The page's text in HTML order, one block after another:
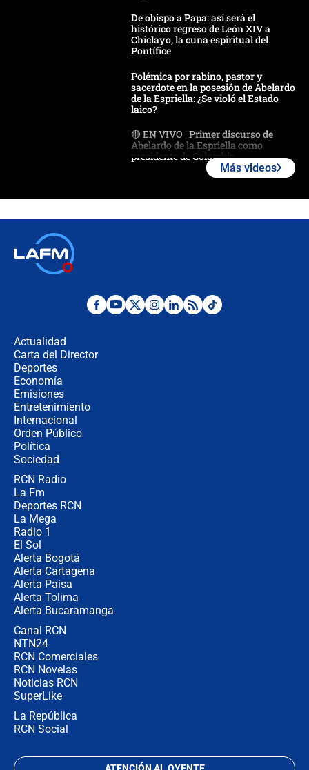
De obispo a Papa: así será el
histórico regreso de León XIV a
Chiclayo, la cuna espiritual del
Pontífice
Polémica por rabino, pastor y
sacerdote en la posesión de Abelardo
de la Espriella: ¿Se violó el Estado
laico?
🔴 EN VIVO | Primer discurso de
Abelardo de la Espriella como
presidente de Colombia
Desde dermatitis hasta infecciones:
Más videos
Actualidad
Carta del Director
Deportes
Economía
Emisiones
Entretenimiento
Internacional
Orden Público
Política
Sociedad
RCN Radio
La Fm
Deportes RCN
La Mega
Radio 1
El Sol
Alerta Bogotá
Alerta Cartagena
Alerta Paisa
Alerta Tolima
Alerta Bucaramanga
Canal RCN
NTN24
RCN Comerciales
RCN Novelas
Noticias RCN
SuperLike
La República
RCN Social
ATENCIÓN AL OYENTE